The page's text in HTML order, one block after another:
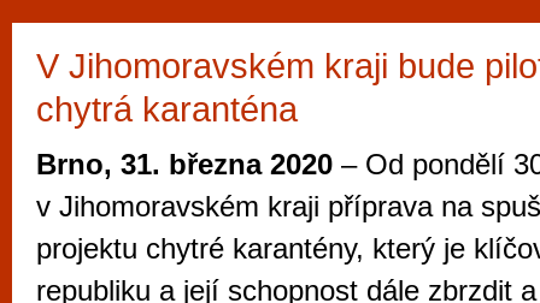
V Jihomoravském kraji bude
chytrá karanténa
Brno, 31. března 2020 – Od pondělí
v Jihomoravském kraji příprava na
projektu chytré karantény, který je
republiku a její schopnost dále zbrzdit
Průvodce
Brno je
zajímavé
restaurace,
Mimo jiné je ale také místem, kde si